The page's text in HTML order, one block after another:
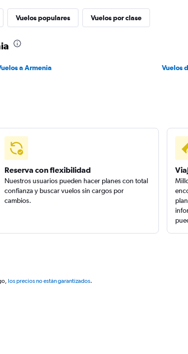
Vuelos populares Vuelos por clase
a Armenia
Vuelos
Reserva con flexibilidad
Nuestros usuarios pueden hacer planes con total
confianza y buscar vuelos sin cargos por
cambios.
los precios no están garantizados.